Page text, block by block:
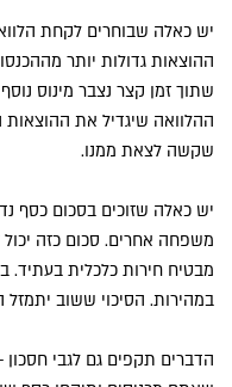
יש כאלה שבוחרים לקחת
ההוצאות גדולות יותר
שתוך זמן קצר נצבר מינוס
ההלוואה שיגדיל את ההוצאות
שקשה לצאת ממנו.
יש כאלה שזוכים בסכום כסף
משפחה אחרים. סכום כזה
מבטיח חירות כלכלית בעתיד.
במהירות. הסיכוי ששוב יתמזל
הדברים תקפים גם לגבי חסכון